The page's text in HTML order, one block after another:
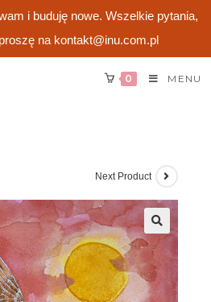
i buduję nowe. Wszelkie pytania,
na kontakt@inu.com.pl
0 MENU
Next Product